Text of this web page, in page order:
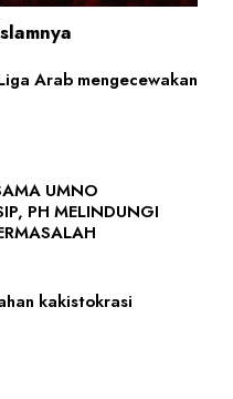
Arab mengecewakan
UMNO
PH MELINDUNGI
kakistokrasi